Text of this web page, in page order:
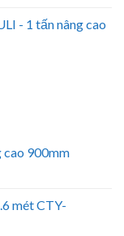
- 1 tấn nâng cao
cao 900mm
mét CTY-